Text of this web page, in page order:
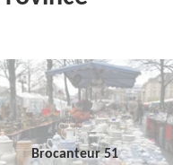
Brocanteur 51